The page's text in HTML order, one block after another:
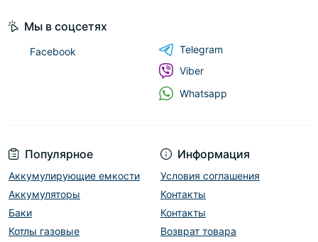
Популярное
Аккумулирующие емкости
Аккумуляторы
Баки
Котлы газовые
Информация
Условия соглашения
Контакты
Контакты
Возврат товара
Мы в соцсетях
Facebook
Telegram
Viber
Whatsapp